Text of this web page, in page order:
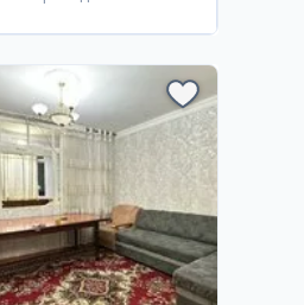
Самаркандский район